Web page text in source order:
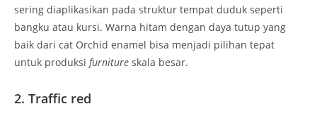
sering diaplikasikan pada struktur tempat duduk seperti
bangku atau kursi. Warna hitam dengan daya tutup yang
baik dari cat Orchid enamel bisa menjadi pilihan tepat
untuk produksi furniture skala besar.
2. Traffic red